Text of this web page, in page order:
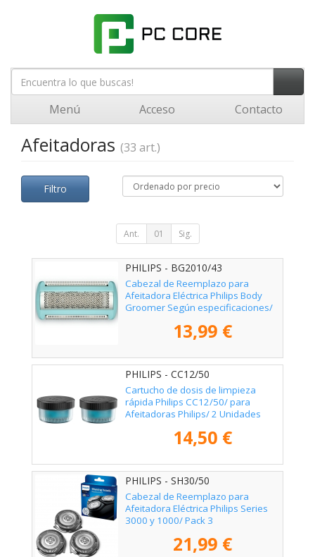
Menú Acceso Contacto
Afeitadoras (33 art.)
Filtro
Ant. 01 Sig.
PHILIPS - BG2010/43
Cabezal de Reemplazo para
Afeitadora Eléctrica Philips Body
Groomer Según especificaciones/
13,99 €
PHILIPS - CC12/50
Cartucho de dosis de limpieza
rápida Philips CC12/50/ para
Afeitadoras Philips/ 2 Unidades
14,50 €
PHILIPS - SH30/50
Cabezal de Reemplazo para
Afeitadora Eléctrica Philips Series
3000 y 1000/ Pack 3
21,99 €